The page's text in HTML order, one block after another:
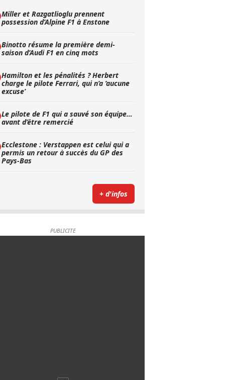
Miller et Razgatlioglu prennent
possession d’Alpine F1 à Enstone
Binotto résume la première demi-
saison d’Audi F1 en cinq mots
Hamilton et les pénalités ? Herbert
charge le pilote Ferrari, qui n’a ’aucune
excuse’
Le pilote de F1 qui a sauvé son équipe…
avant d’être remercié
Ecclestone : Verstappen est celui qui a
permis un retour à succès du GP des
Pays-Bas
+ d'infos